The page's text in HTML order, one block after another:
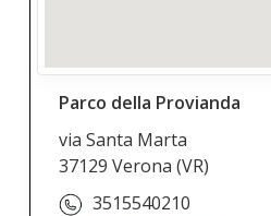
Parco della Provianda
via Santa Marta
37129 Verona(VR)
3515540210